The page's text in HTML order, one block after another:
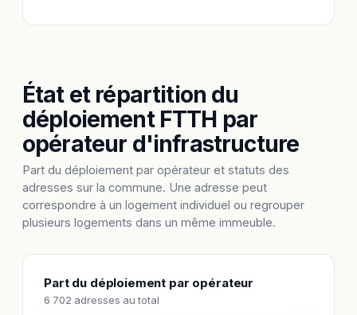
État et répartition du
déploiement FTTH par
opérateur d'infrastructure
Part du déploiement par opérateur et statuts des
adresses sur la commune. Une adresse peut
correspondre à un logement individuel ou regrouper
plusieurs logements dans un même immeuble.
Part du déploiement par opérateur
6 702 adresses au total